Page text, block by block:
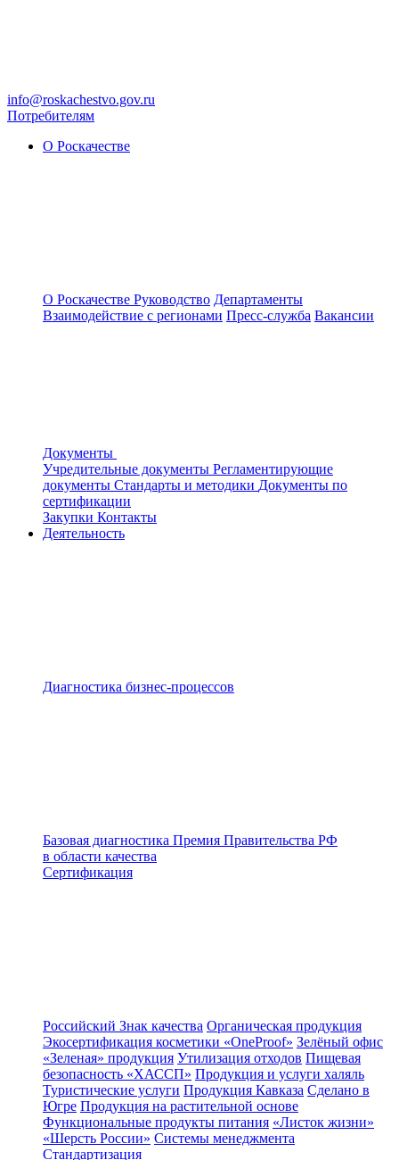
info@roskachestvo.gov.ru
Потребителям
О Роскачестве
О Роскачестве Руководство Департаменты
Взаимодействие с регионами Пресс-служба Вакансии
Документы
Учредительные документы Регламентирующие
документы Стандарты и методики Документы по
сертификации
Закупки Контакты
Деятельность
Диагностика бизнес-процессов
Базовая диагностика Премия Правительства РФ
в области качества
Сертификация
Российский Знак качества Органическая продукция
Экосертификация косметики «OneProof» Зелёный офис
«Зеленая» продукция Утилизация отходов Пищевая
безопасность «ХАССП» Продукция и услуги халяль
Туристические услуги Продукция Кавказа Сделано в
Югре Продукция на растительной основе
Функциональные продукты питания «Листок жизни»
«Шерсть России» Системы менеджмента
Стандартизация